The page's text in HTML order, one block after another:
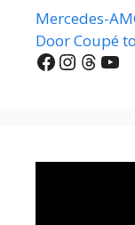
Mercedes-
Door Coupé
Facebook